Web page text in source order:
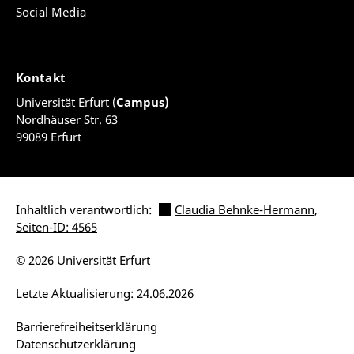
Social Media
Kontakt
Universität Erfurt (Campus)
Nordhäuser Str. 63
99089 Erfurt
Inhaltlich verantwortlich: Claudia Behnke-Hermann,
Seiten-ID: 4565
Barrierefreiheitserklärung
Datenschutzerklärung
Letzte Aktualisierung: 24.06.2026
© 2026 Universität Erfurt